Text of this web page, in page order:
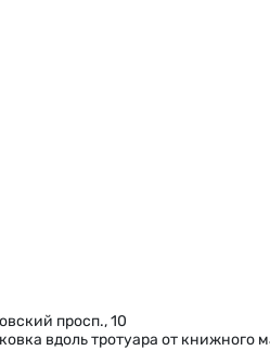
просп., 10
вдоль тротуара от книжного